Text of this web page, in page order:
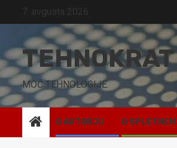
7. avgusta 2026
TEHNOKRAT
MOČ TEHNOLOGIJE.
O AVTORJU O